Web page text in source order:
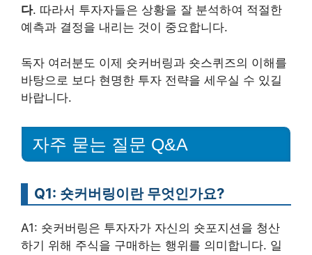
다. 따라서 투자자들은 상황을 잘 분석하여 적절한
예측과 결정을 내리는 것이 중요합니다.
독자 여러분도 이제 숏커버링과 숏스퀴즈의 이해를
바탕으로 보다 현명한 투자 전략을 세우실 수 있길
바랍니다.
자주 묻는 질문 Q&A
Q1: 숏커버링이란 무엇인가요?
A1: 숏커버링은 투자자가 자신의 숏포지션을 청산
하기 위해 주식을 구매하는 행위를 의미합니다. 일